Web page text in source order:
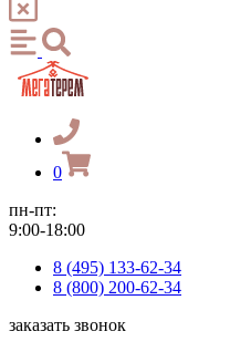
0
пн-пт:
9:00-18:00
8 (495) 133-62-34
8 (800) 200-62-34
заказать звонок